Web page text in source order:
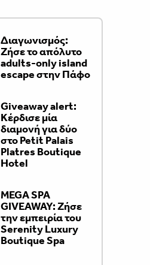
Διαγωνισμός:
Ζήσε το απόλυτο
adults-only island
escape στην Πάφο
Giveaway alert:
Κέρδισε μία
διαμονή για δύο
στο Petit Palais
Platres Boutique
Hotel
MEGA SPA
GIVEAWAY: Ζήσε
την εμπειρία του
Serenity Luxury
Boutique Spa